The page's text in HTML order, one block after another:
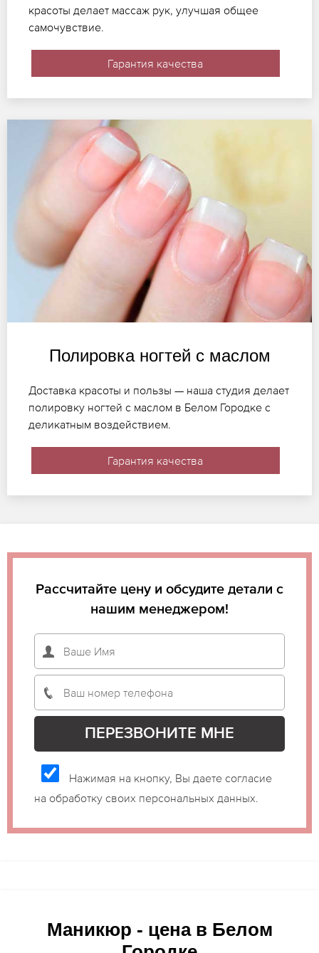
красоты делает массаж рук, улучшая общее
самочувствие.
Гарантия качества
Полировка ногтей с маслом
Доставка красоты и пользы — наша студия делает
полировку ногтей с маслом в Белом Городке с
деликатным воздействием.
Гарантия качества
Рассчитайте цену и обсудите детали с
нашим менеджером!
Нажимая на кнопку, Вы даете согласие
на обработку своих персональных данных.
Маникюр - цена в Белом